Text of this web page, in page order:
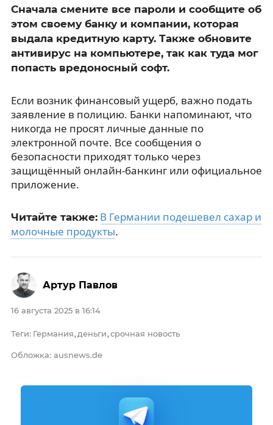
Сначала смените все пароли и сообщите об
этом своему банку и компании, которая
выдала кредитную карту. Также обновите
антивирус на компьютере, так как туда мог
попасть вредоносный софт.
Если возник финансовый ущерб, важно подать
заявление в полицию. Банки напоминают, что
никогда не просят личные данные по
электронной почте. Все сообщения о
безопасности приходят только через
защищённый онлайн-банкинг или официальное
приложение.
Читайте также: В Германии подешевел сахар и
молочные продукты.
16 августа 2025 в 16:14
Теги: Германия, деньги,срочная новость
Обложка: ausnews.de
Артур Павлов